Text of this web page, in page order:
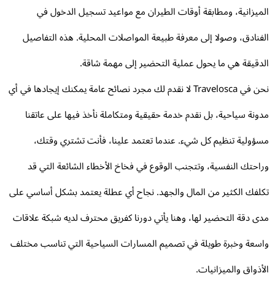
ومطابقة أوقات الطيران مع مواعيد تسجيل الدخول في
وصولا إلى معرفة طبيعة المواصلات المحلية. هذه التفاصيل
هي ما يحول عملية التحضير إلى مهمة شاقة.
نحن في Travelosca لا نقدم لك مجرد نصائح عامة يمكنك إيجادها في أي
سياحية، بل نقدم خدمة حقيقية ومتكاملة نأخذ فيها على عاتقنا
تنظيم كل شيء. عندما تعتمد علينا، فأنت تشتري وقتك،
النفسية، وتتجنب الوقوع في فخاخ الأخطاء الشائعة التي قد
الكثير من المال والجهد. نجاح أي عطلة يعتمد بشكل أساسي على
دقة التحضير لها، وهنا يأتي دورنا كفريق محترف لديه شبكة علاقات
وخبرة طويلة في تصميم المسارات السياحية التي تناسب مختلف
والميزانيات.